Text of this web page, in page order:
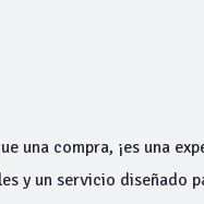
una compra, ¡es una
y un servicio diseñado